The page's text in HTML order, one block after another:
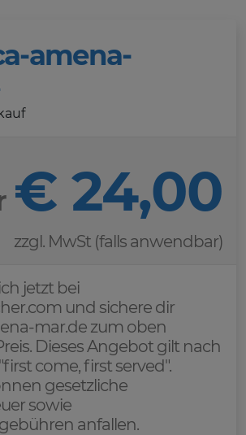
amena-
€ 24,00
zzgl. MwSt (falls anwendbar)
jetzt bei
und sichere dir
mar.de zum oben
Dieses Angebot gilt nach
come, first served".
gesetzliche
sowie
anfallen.